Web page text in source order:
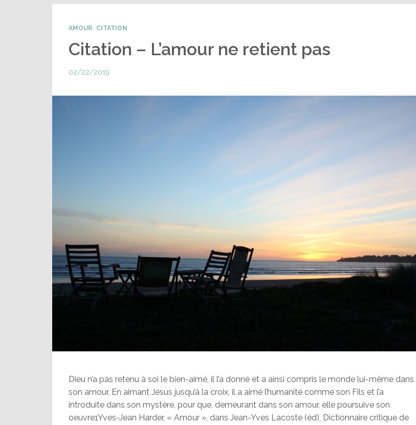
AMOUR CITATION
Citation – L’amour ne retient pas
02/22/2019
Dieu n’a pas retenu à soi le bien-aimé, il l’a donné et a ainsi compris le monde lui-même dans
son amour. En aimant Jésus jusqu’à la croix, il a aimé l’humanité comme son Fils et l’a
introduite dans son mystère, pour que, demeurant dans son amour, elle poursuive son
oeuvre1Yves-Jean Harder, « Amour », dans Jean-Yves Lacoste (éd), Dictionnaire critique de